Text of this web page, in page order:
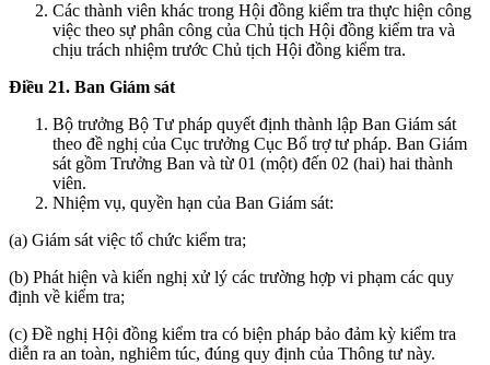
Các thành viên khác trong Hội đồng kiểm tra thực hiện công
việc theo sự phân công của Chủ tịch Hội đồng kiểm tra và
chịu trách nhiệm trước Chủ tịch Hội đồng kiểm tra.
Điều 21. Ban Giám sát
Bộ trưởng Bộ Tư pháp quyết định thành lập Ban Giám sát
theo đề nghị của Cục trưởng Cục Bổ trợ tư pháp. Ban Giám
sát gồm Trưởng Ban và từ 01 (một) đến 02 (hai) hai thành
viên.
Nhiệm vụ, quyền hạn của Ban Giám sát:
(a) Giám sát việc tổ chức kiểm tra;
(b) Phát hiện và kiến nghị xử lý các trường hợp vi phạm các quy
định về kiểm tra;
(c) Đề nghị Hội đồng kiểm tra có biện pháp bảo đảm kỳ kiểm tra
diễn ra an toàn, nghiêm túc, đúng quy định của Thông tư này.